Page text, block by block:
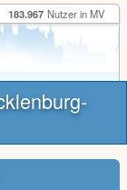
183.967 Nutzer in MV